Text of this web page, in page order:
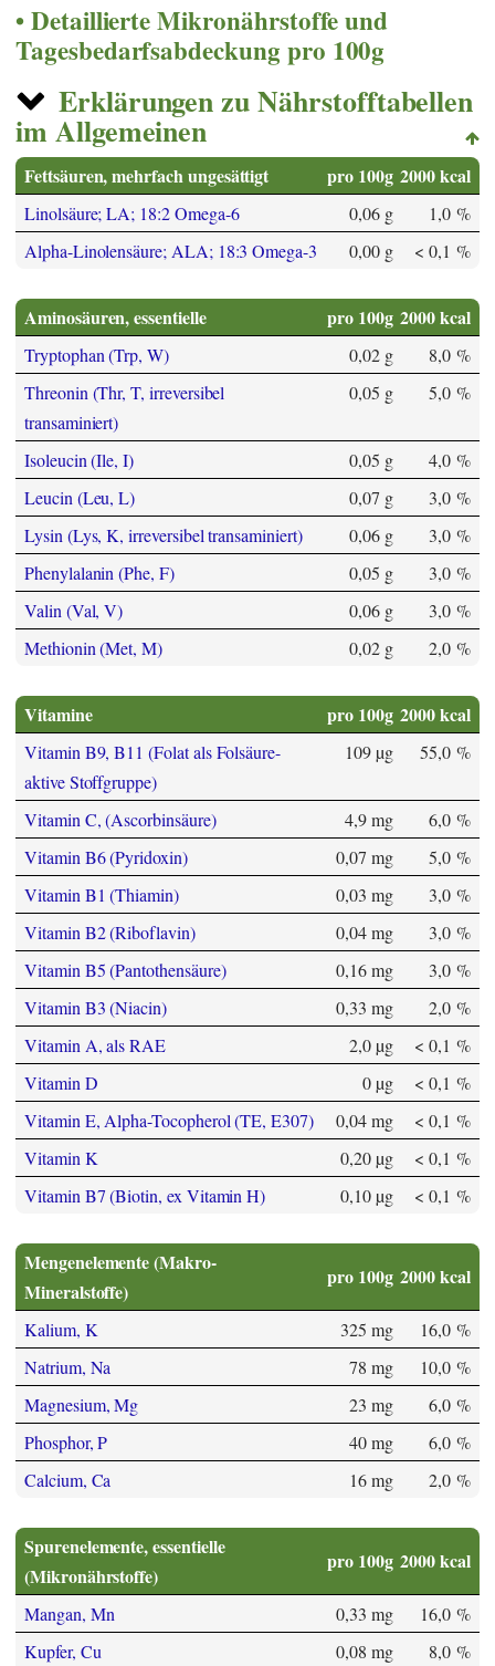
Detaillierte Mikronährstoffe und
Tagesbedarfsabdeckung pro 100g
Erklärungen zu Nährstofftabellen
im Allgemeinen
Fettsäuren, mehrfach ungesättigt pro 100g 2000 kcal
Linolsäure; LA; 18:2 Omega-6 0,06 g
1,0 %
Alpha-Linolensäure; ALA; 18:3 Omega-3
0,00 g < 0,1 %
Aminosäuren, essentielle pro 100g 2000 kcal
Tryptophan (Trp, W) 0,02 g
8,0 %
Threonin (Thr, T, irreversibel
transaminiert)
0,05 g 5,0 %
Isoleucin (Ile, I) 0,05 g
4,0 %
Leucin (Leu, L)
0,07 g
3,0 %
Lysin (Lys, K, irreversibel transaminiert)
0,06 g
3,0 %
Phenylalanin (Phe, F)
0,05 g
3,0 %
Valin (Val, V)
0,06 g
3,0 %
Methionin (Met, M)
0,02 g 2,0 %
Vitamine pro 100g 2000 kcal
Vitamin B9, B11 (Folat als Folsäure-
aktive Stoffgruppe)
109 µg 55,0 %
Vitamin C, (Ascorbinsäure) 4,9 mg
6,0 %
Vitamin B6 (Pyridoxin)
0,07 mg
5,0 %
Vitamin B1 (Thiamin)
0,03 mg
3,0 %
Vitamin B2 (Riboflavin)
0,04 mg
3,0 %
Vitamin B5 (Pantothensäure)
0,16 mg
3,0 %
Vitamin B3 (Niacin)
0,33 mg
2,0 %
Vitamin A, als RAE
2,0 µg
< 0,1 %
Vitamin D
0 µg
< 0,1 %
Vitamin E, Alpha-Tocopherol (TE, E307)
0,04 mg
< 0,1 %
Vitamin K
0,20 µg
< 0,1 %
Vitamin B7 (Biotin, ex Vitamin H)
0,10 µg < 0,1 %
Mengenelemente (Makro-
Mineralstoffe)
pro 100g 2000 kcal
Kalium, K 325 mg
16,0 %
Natrium, Na
78 mg
10,0 %
Magnesium, Mg
23 mg
6,0 %
Phosphor, P
40 mg
6,0 %
Calcium, Ca
16 mg 2,0 %
Spurenelemente, essentielle
(Mikronährstoffe)
pro 100g 2000 kcal
Mangan, Mn 0,33 mg
16,0 %
Kupfer, Cu
0,08 mg 8,0 %